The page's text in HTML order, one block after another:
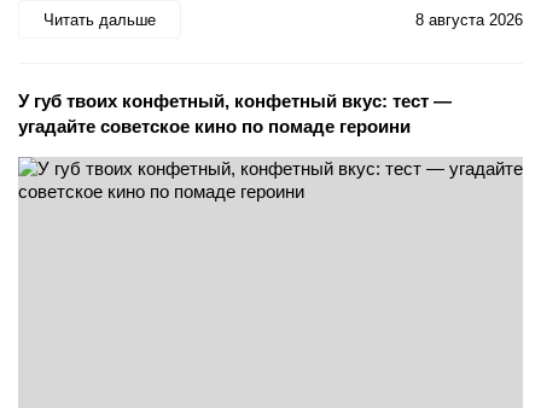
Читать дальше 8 августа 2026
У губ твоих конфетный, конфетный вкус: тест —
угадайте советское кино по помаде героини